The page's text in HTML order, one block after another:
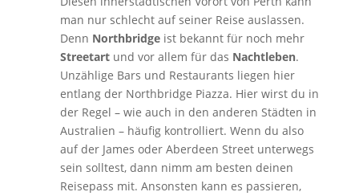
man nur schlecht auf seiner Reise auslassen.
Denn Northbridgeist bekannt für noch mehr
Streetartund vor allem für das Nachtleben.
Unzählige Bars und Restaurants liegen hier
entlang der Northbridge Piazza. Hier wirst du in
der Regel – wie auch in den anderen Städten in
Australien – häufig kontrolliert. Wenn du also
auf der James oder Aberdeen Street unterwegs
sein solltest, dann nimm am besten deinen
Reisepass mit. Ansonsten kann es passieren,